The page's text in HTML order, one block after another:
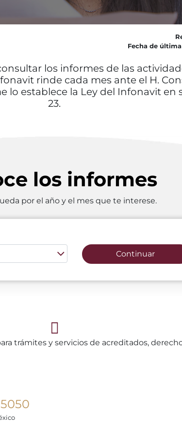
Fecha de
los informes de las
rinde cada mes ante el H.
lo establece la Ley del Infonavit en
23.
los informes
por el año y el mes que te interese.
Continuar
trámites y servicios de acreditados,
5050